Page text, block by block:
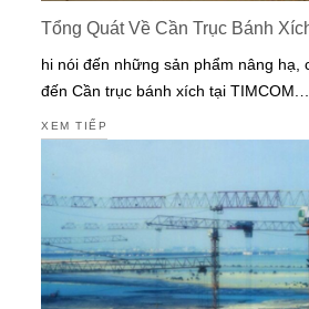
Tổng Quát Về Cần Trục Bánh
hi nói đến những sản phẩm nâng hạ,
đến Cần trục bánh xích tại
XEM TIẾP